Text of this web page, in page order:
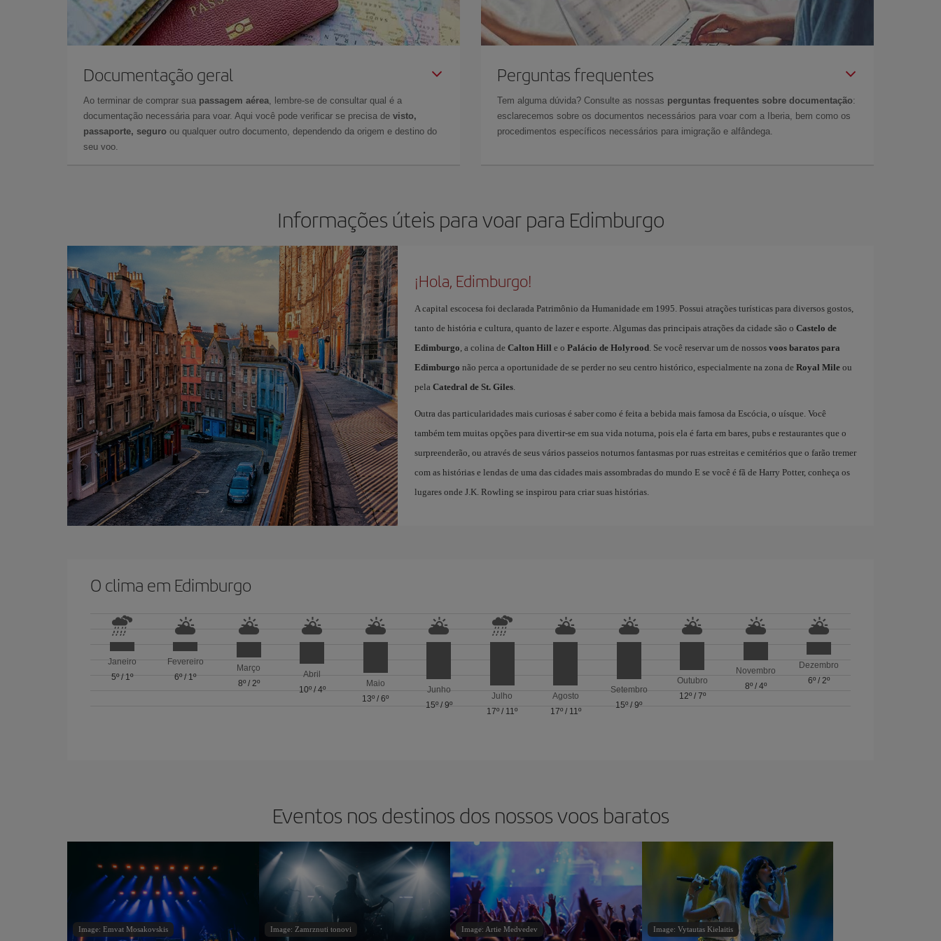
Documentação geral
Ao terminar de comprar sua passagem aérea, lembre-se de consultar qual é a
documentação necessária para voar. Aqui você pode verificar se precisa de visto,
passaporte, seguro ou qualquer outro documento, dependendo da origem e destino do
seu voo.
Perguntas frequentes
Tem alguma dúvida? Consulte as nossas perguntas frequentes sobre documentação:
esclarecemos sobre os documentos necessários para voar com a Iberia, bem como os
procedimentos específicos necessários para imigração e alfândega.
Informações úteis para voar para Edimburgo
¡Hola, Edimburgo!
A capital escocesa foi declarada Patrimônio da Humanidade em 1995. Possui atrações turísticas para diversos gostos,
tanto de história e cultura, quanto de lazer e esporte. Algumas das principais atrações da cidade são o Castelo de
Edimburgo, a colina de Calton Hill e o Palácio de Holyrood. Se você reservar um de nossos voos baratos para
Edimburgo não perca a oportunidade de se perder no seu centro histórico, especialmente na zona de Royal Mileou
pela Catedral de St. Giles.
Outra das particularidades mais curiosas é saber como é feita a bebida mais famosa da Escócia, o uísque. Você
também tem muitas opções para divertir-se em sua vida noturna, pois ela é farta em bares, pubs e restaurantes que o
surpreenderão, ou através de seus vários passeios noturnos fantasmas por ruas estreitas e cemitérios que o farão tremer
com as histórias e lendas de uma das cidades mais assombradas do mundo E se você é fã de Harry Potter, conheça os
lugares onde J.K. Rowling se inspirou para criar suas histórias.
O clima em Edimburgo
Janeiro
5º/ 1º
Fevereiro
6º/ 1º
Março
8º/ 2º
Abril
10º/ 4º
Maio
13º /6º
Junho
15º/ 9º
Julho
17º / 11º
Agosto
17º/ 11º
Setembro
15º /9º
Outubro
12º/ 7º
Novembro
8º/ 4º
Dezembro
6º / 2º
Eventos nos destinos dos nossos voos baratos
Image: Emvat Mosakovskis Image: Zamrznuti tonovi Image: Artie Medvedev Image: Vytautas Kielaitis